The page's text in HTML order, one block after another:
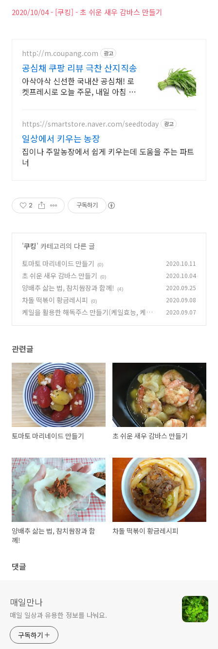
2020/10/04 - [쿠킹] - 초 쉬운 새우 감바스 만들기
http://m.coupang.com 광고
공심채 쿠팡 리뷰 극찬 산지직송
아삭아삭 신선한 국내산 공심채! 로
켓프레시로 오늘 주문, 내일 아침 식
의 공심채.
https://smartstore.naver.com/seedtoday 광고
일상에서 키우는 농장
집이나 주말농장에서 쉽게 키우는데 도움을 주는 파트
너
2 구독하기
'쿠킹' 카테고리의 다른 글
토마토 마리네이드 만들기
(0) 2020.10.11
초 쉬운 새우 감바스 만들기 (0) 2020.10.04
양배추 삶는 법, 참치쌈장과 함께! (4) 2020.09.25
차돌 떡볶이 황금레시피 (0) 2020.09.08
케일을 활용한 해독주스 만들기(케일효능, 케일
2020.09.07
관련글
토마토 마리네이드 만들기 초 쉬운 새우 감바스 만들기
양배추 삶는 법, 참치쌈장과 함
께!
차돌 떡볶이 황금레시피
댓글
매일만나
매일 일상과 유용한 정보를 나눠요.
구독하기